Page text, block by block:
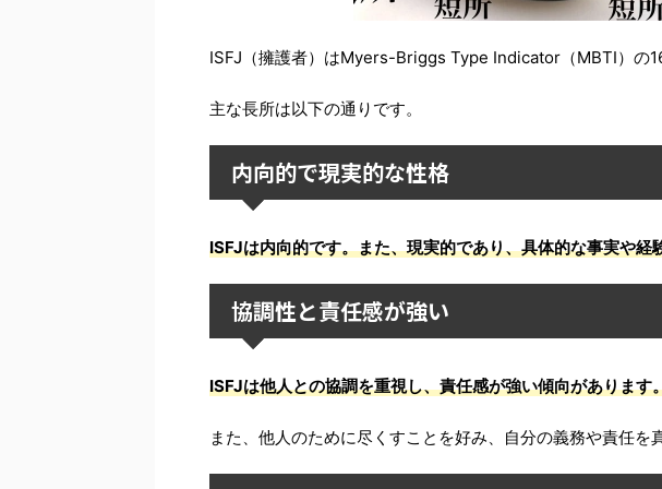
ISFJ（擁護者）はMyers-Briggs Type Indicator（MBTI）の
主な長所は以下の通りです。
内向的で現実的な性格
ISFJは内向的です。また、現実的であり、具体的な事実や経
協調性と責任感が強い
ISFJは他人との協調を重視し、責任感が強い傾向があります
また、他人のために尽くすことを好み、自分の義務や責任を